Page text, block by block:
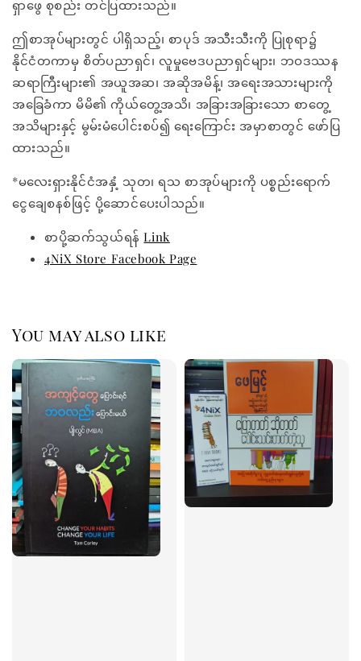
ရှာဖွေ စုစည်း တင်ပြထားသည်။
ဤစာအုပ်များတွင် ပါရှိသည့်၊ စာပုဒ် အသီးသီးကို ပြုစုရာ၌
နိုင်ငံတကာမှ စိတ်ပညာရှင်၊ လူမှုဗေဒပညာရှင်များ၊ ဘဝဒဿန
ဆရာကြီးများ၏ အယူအဆ၊ အဆိုအမိန့်၊ အရေးအသားများကို
အခြေခံကာ မိမိ၏ ကိုယ်တွေ့အသိ၊ အခြားအခြားသော စာတွေ့
အသိများနှင့် မွမ်းမံပေါင်းစပ်၍ ရေးကြောင်း အမှာစာတွင် ဖော်ပြ
ထားသည်။
*မလေးရှားနိုင်ငံအနှံ့ သုတ၊ ရသ စာအုပ်များကို ပစ္စည်းရောက်
ငွေချေစနစ်ဖြင့် ပို့ဆောင်ပေးပါသည်။
စာပို့ဆက်သွယ်ရန်Link
4NiX Store Facebook Page
You may also like